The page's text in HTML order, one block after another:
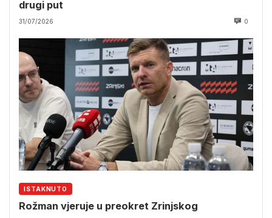
drugi put
31/07/2026 0
ISTAKNUTO
Rožman vjeruje u preokret Zrinjskog